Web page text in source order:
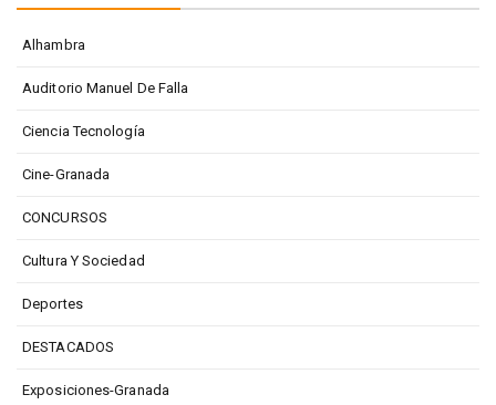
Alhambra
Auditorio Manuel De Falla
Ciencia Tecnología
Cine-Granada
CONCURSOS
Cultura Y Sociedad
Deportes
DESTACADOS
Exposiciones-Granada